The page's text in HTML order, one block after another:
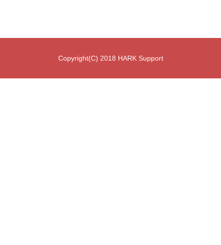
Copyright(C) 2018 HARK Support